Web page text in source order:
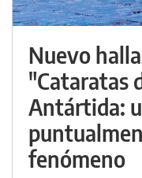
Nuevo
"Cataratas
Antártida:
fenómeno